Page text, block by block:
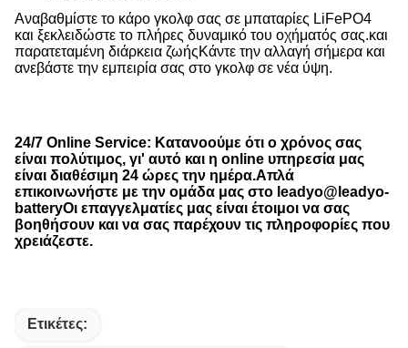
Αναβαθμίστε το κάρο γκολφ σας σε μπαταρίες LiFePO4
και ξεκλειδώστε το πλήρες δυναμικό του οχήματός σας.και
παρατεταμένη διάρκεια ζωήςΚάντε την αλλαγή σήμερα και
ανεβάστε την εμπειρία σας στο γκολφ σε νέα ύψη.
24/7 Online Service: Κατανοούμε ότι ο χρόνος σας
είναι πολύτιμος, γι' αυτό και η online υπηρεσία μας
είναι διαθέσιμη 24 ώρες την ημέρα.Απλά
επικοινωνήστε με την ομάδα μας στο leadyo@leadyo-
batteryΟι επαγγελματίες μας είναι έτοιμοι να σας
βοηθήσουν και να σας παρέχουν τις πληροφορίες που
χρειάζεστε.
Ετικέτες: